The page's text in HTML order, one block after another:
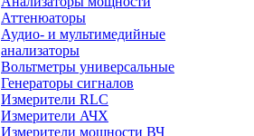
Аттенюаторы
Аудио- и мультимедийные
анализаторы
Вольтметры универсальные
Генераторы сигналов
Измерители RLC
Измерители АЧХ
Измерители мощности ВЧ